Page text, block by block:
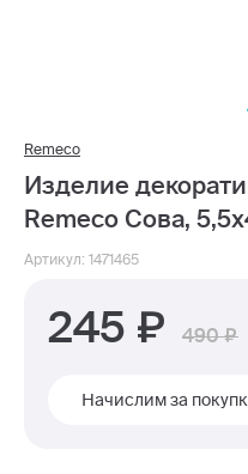
Remeco
Изделие
Remeco Сова,
Артикул: 1471465
245 490
Начислим за